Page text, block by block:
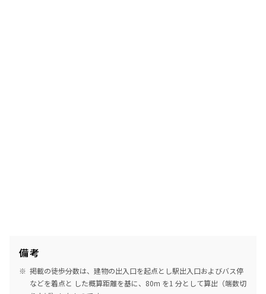
備考
掲載の徒歩分数は、建物の出入口を起点とし駅出入口およびバス停
などを着点と した概算距離を基に、80m を1 分として算出（端数切